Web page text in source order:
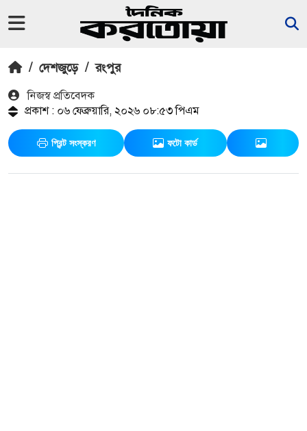
/ দেশজুড়ে / রংপুর
নিজস্ব প্রতিবেদক
প্রকাশ : ০৬ ফেব্রুয়ারি, ২০২৬ ০৮:৫৩ পিএম
প্রিন্ট সংস্করণ ফটো কার্ড